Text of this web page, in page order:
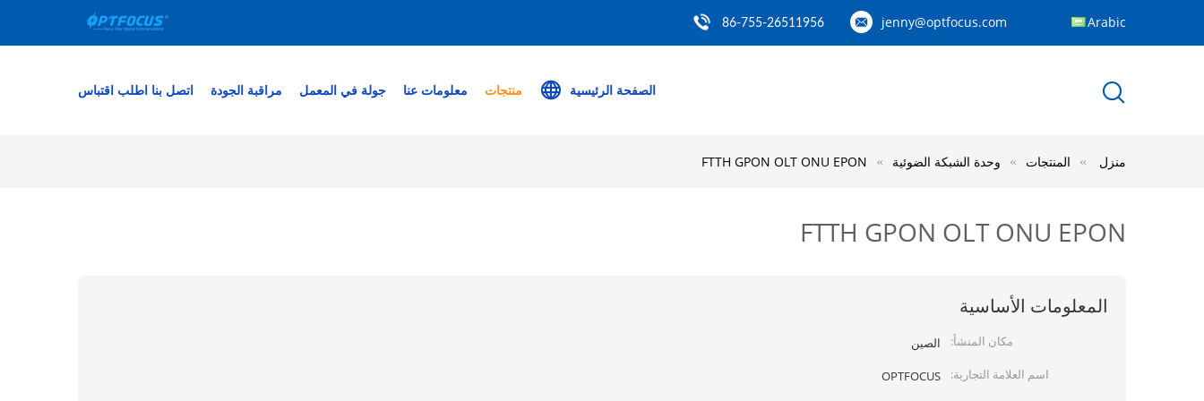
jenny@optfocus.com
86-755-26511956 Arabic
الصفحة الرئيسية منتجات معلومات عنا جولة في المعمل مراقبة الجودة اتصل بنا اطلب اقتباس
منزل المنتجات وحدة الشبكة الضوئية FTTH GPON OLT ONU EPON
FTTH GPON OLT ONU EPON
المعلومات الأساسية
مكان المنشأ:
الصين
اسم العلامة التجارية:
OPTFOCUS